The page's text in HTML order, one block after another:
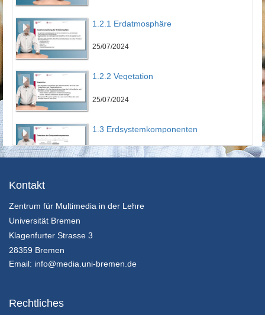
1.2.1 Erdatmosphäre
25/07/2024
1.2.2 Vegetation
25/07/2024
1.3 Erdsystemkomponenten
25/07/2024
25/07/2024
Kontakt
Zentrum für Multimedia in der Lehre
Universität Bremen
Klagenfurter Strasse 3
28359 Bremen
Email: info@media.uni-bremen.de
Rechtliches